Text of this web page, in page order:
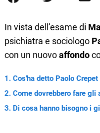
la mente.
In vista dell’esame di
psichiatra e sociologo
con un nuovoaffondo
Cos'ha detto Paolo
Come dovrebbero fare gli
Di cosa hanno bisogno i